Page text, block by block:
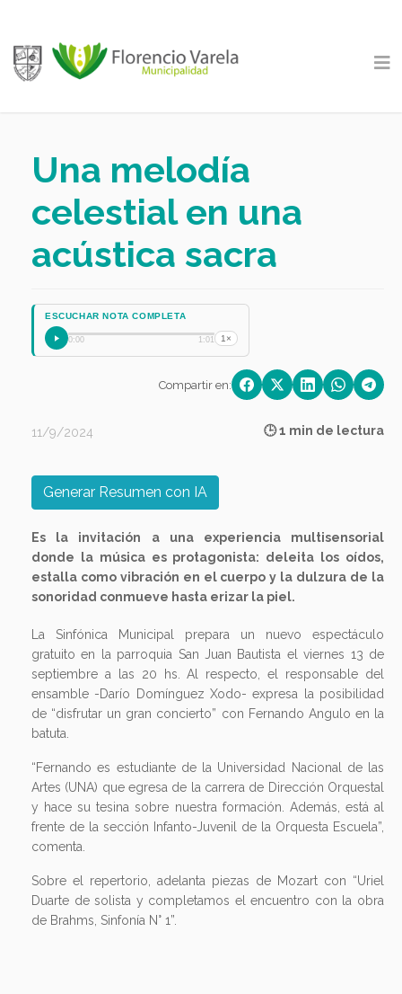
Una melodía
celestial en una
acústica sacra
ESCUCHAR NOTA COMPLETA
0:00 1:01 1×
Compartir en:
11/9/2024 🕒 1 min de lectura
Generar Resumen con IA
Es la invitación a una experiencia multisensorial
donde la música es protagonista: deleita los oídos,
estalla como vibración en el cuerpo y la dulzura de la
sonoridad conmueve hasta erizar la piel.
La Sinfónica Municipal prepara un nuevo espectáculo
gratuito en la parroquia San Juan Bautista el viernes 13 de
septiembre a las 20 hs. Al respecto, el responsable del
ensamble -Darío Domínguez Xodo- expresa la posibilidad
de “disfrutar un gran concierto” con Fernando Angulo en la
batuta.
“Fernando es estudiante de la Universidad Nacional de las
Artes (UNA) que egresa de la carrera de Dirección Orquestal
y hace su tesina sobre nuestra formación. Además, está al
frente de la sección Infanto-Juvenil de la Orquesta Escuela”,
comenta.
Sobre el repertorio, adelanta piezas de Mozart con “Uriel
Duarte de solista y completamos el encuentro con la obra
de Brahms, Sinfonía N° 1”.